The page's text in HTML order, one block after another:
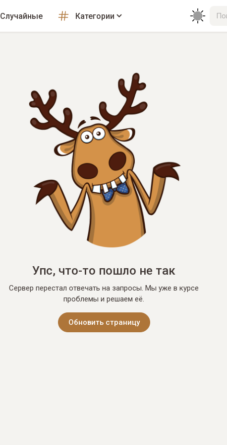
Случайные Категории
Упс, что-то пошло не так
Сервер перестал отвечать на запросы. Мы уже в курсе
проблемы и решаем её.
Обновить страницу